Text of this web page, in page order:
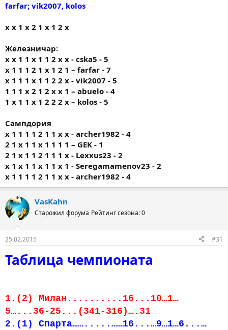
farfar; vik2007, kolos
х х 1 х 2 1 х 1 2 х
Железничар:
x x 1 1 x 1 1 2 x x - cska5 - 5
x 1 1 1 2 1 x 1 2 1 – farfar - 7
x 1 1 1 x 1 1 2 2 x - vik2007 - 5
1 1 1 x 2 1 2 x x 1 – abuelo - 4
1 x 1 1 x 1 2 2 2 x – kolos - 5
Сампдория
х 1 1 1 1 2 1 1 х х - archer1982 - 4
2 1 х 1 1 х 1 1 1 1 – GEK - 1
2 1 х 1 1 2 1 1 1 х - Lexxus23 - 2
х 1 х 1 1 х 1 1 х 1 - Seregamamenov23 - 2
х 1 1 1 1 2 1 1 х х - archer1982 - 4
VasKahn
Старожил форума Рейтинг сезона: 0
25.02.2015 #31
Таблица чемпионата
1.(2) Милан..........16...10…1…
5…...36-25...(341-316)….31
2.(1) Спарта…….....……16...…9…1…6...…